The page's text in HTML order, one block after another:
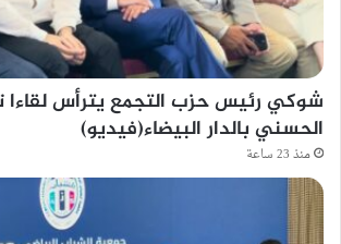
شوكي رئيس حزب التجمع يترأس لقاءا
الحسني بالدار البيضاء(فيديو)
منذ 23 ساعة